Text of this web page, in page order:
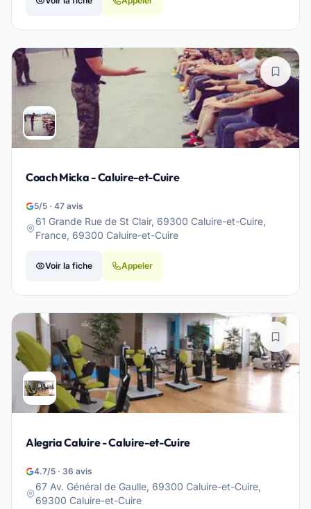
Coach Micka - Caluire-et-Cuire
5/5 · 47 avis
61 Grande Rue de St Clair, 69300 Caluire-et-Cuire,
France, 69300 Caluire-et-Cuire
Voir la fiche Appeler
Alegria Caluire - Caluire-et-Cuire
4.7/5 · 36 avis
67 Av. Général de Gaulle, 69300 Caluire-et-Cuire,
69300 Caluire-et-Cuire